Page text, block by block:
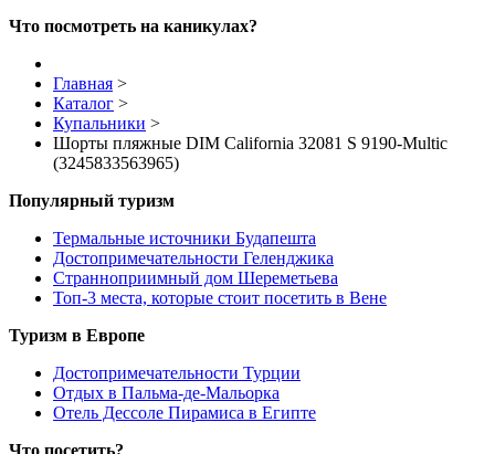
Что посмотреть на каникулах?
Главная >
Каталог >
Купальники >
Шорты пляжные DIM California 32081 S 9190-Multic
(3245833563965)
Популярный туризм
Термальные источники Будапешта
Достопримечательности Геленджика
Странноприимный дом Шереметьева
Топ-3 места, которые стоит посетить в Вене
Туризм в Европе
Достопримечательности Турции
Отдых в Пальма-де-Мальорка
Отель Дессоле Пирамиса в Египте